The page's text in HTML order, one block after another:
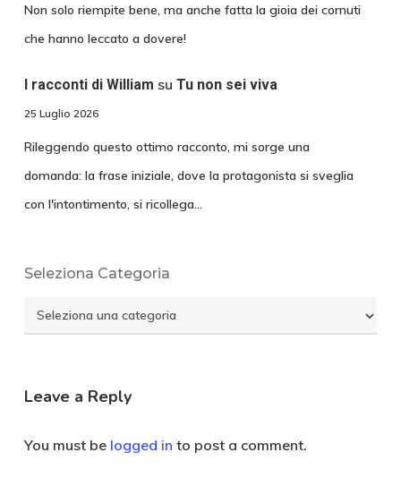
Non solo riempite bene, ma anche fatta la gioia dei cornuti
che hanno leccato a dovere!
I racconti di William su Tu non sei viva
25 Luglio 2026
Rileggendo questo ottimo racconto, mi sorge una
domanda: la frase iniziale, dove la protagonista si sveglia
con l'intontimento, si ricollega…
Seleziona Categoria
Seleziona
Categoria
Leave a Reply
You must be logged in to post a comment.